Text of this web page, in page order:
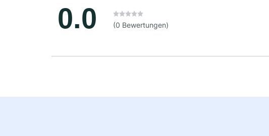
0.0 (0 Bewertungen)